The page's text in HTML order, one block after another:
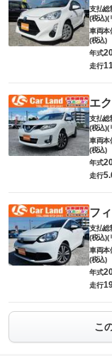
支払総
(税込)(
車両本
(税込)
年式
走行
エ
支払総
(税込)(
車両本
(税込)
年式
走行
フ
支払総
(税込)(
車両本
(税込)
年式
走行
こ